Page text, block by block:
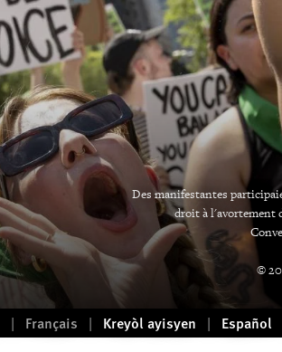
Des manifestantes
droit à l'avortement
©
Français Kreyòl ayisyen Español